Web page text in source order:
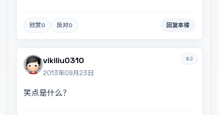
欣赏0 反对0 回复本楼
#2
vikiliu0310
2013年09月23日
笑点是什么？